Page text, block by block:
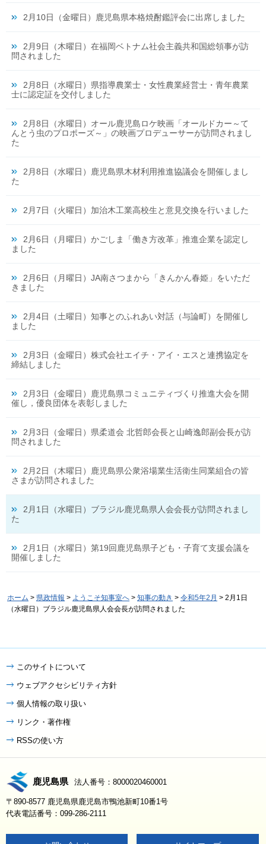
2月10日（金曜日）鹿児島県本格焼酎鑑評会に出席しました
2月9日（木曜日）在福岡ベトナム社会主義共和国総領事が訪
問されました
2月8日（水曜日）県指導農業士・女性農業経営士・青年農業
士に認定証を交付しました
2月8日（水曜日）オール鹿児島ロケ映画「オールドカー～て
んとう虫のプロポーズ～」の映画プロデューサーが訪問されまし
た
2月8日（水曜日）鹿児島県木材利用推進協議会を開催しまし
た
2月7日（火曜日）加治木工業高校生と意見交換を行いました
2月6日（月曜日）かごしま「働き方改革」推進企業を認定し
ました
2月6日（月曜日）JA南さつまから「きんかん春姫」をいただ
きました
2月4日（土曜日）知事とのふれあい対話（与論町）を開催し
ました
2月3日（金曜日）株式会社エイチ・アイ・エスと連携協定を
締結しました
2月3日（金曜日）鹿児島県コミュニティづくり推進大会を開
催し，優良団体を表彰しました
2月3日（金曜日）県柔道会 北哲郎会長と山崎逸郎副会長が訪
問されました
2月2日（木曜日）鹿児島県公衆浴場業生活衛生同業組合の皆
さまが訪問されました
2月1日（水曜日）ブラジル鹿児島県人会会長が訪問されまし
た
2月1日（水曜日）第19回鹿児島県子ども・子育て支援会議を
開催しました
ホーム > 県政情報 > ようこそ知事室へ > 知事の動き > 令和5年2月 > 2月1日
（水曜日）ブラジル鹿児島県人会会長が訪問されました
このサイトについて
ウェブアクセシビリティ方針
個人情報の取り扱い
リンク・著作権
RSSの使い方
鹿児島県 法人番号：8000020460001
〒890-8577 鹿児島県鹿児島市鴨池新町10番1号
代表電話番号：099-286-2111